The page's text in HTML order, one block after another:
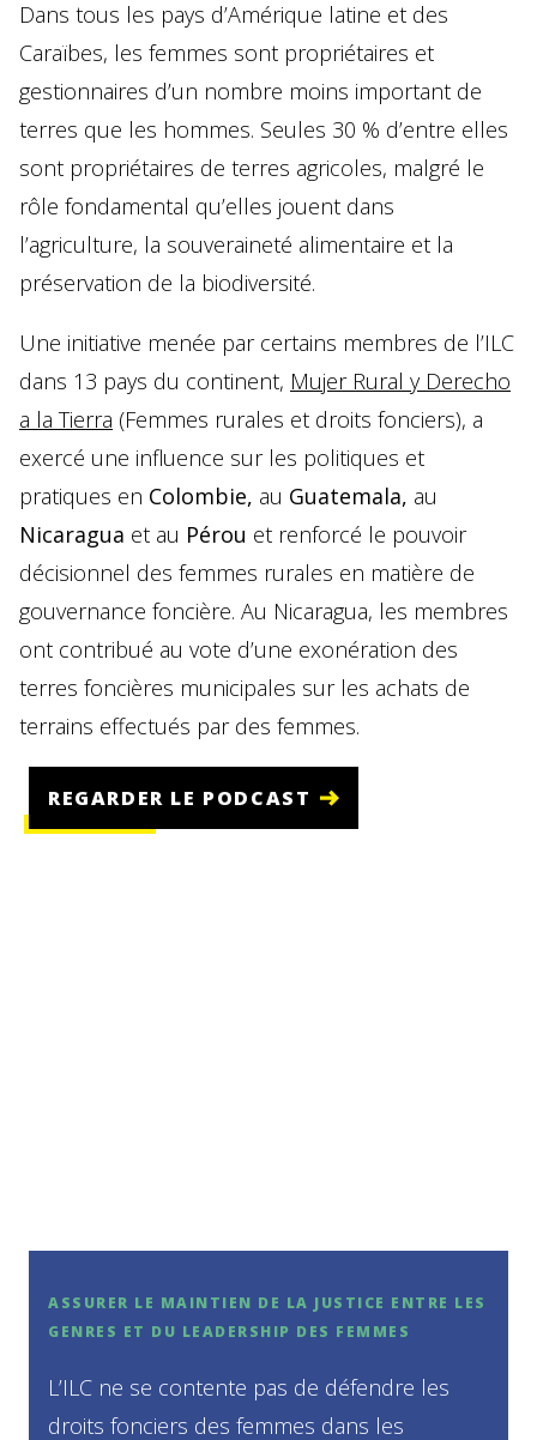
VIDÉO
POUR L’ANALYSE
COMPLÈTE DES
CONTRIBUTIONS
L’INTERVENTION
DE L’ILC EN
COLOMBIE
CLIQUEZ ICI
Dans tous les pays d’Amérique latine et des
Caraïbes, les femmes sont propriétaires et
gestionnaires d’un nombre moins important de
terres que les hommes. Seules 30 % d’entre elles
sont propriétaires de terres agricoles, malgré le
rôle fondamental qu’elles jouent dans
l’agriculture, la souveraineté alimentaire et la
préservation de la biodiversité.
Une initiative menée par certains membres de l’ILC
dans 13 pays du continent, Mujer Rural y Derecho
a la Tierra (Femmes rurales et droits fonciers), a
exercé une influence sur les politiques et
pratiques en Colombie, au Guatemala, au
Nicaragua et au Pérou et renforcé le pouvoir
décisionnel des femmes rurales en matière de
gouvernance foncière. Au Nicaragua, les membres
ont contribué au vote d’une exonération des
terres foncières municipales sur les achats de
terrains effectués par des femmes.
REGARDER LE PODCAST
ASSURER LE MAINTIEN DE LA JUSTICE ENTRE LES
GENRES ET DU LEADERSHIP DES FEMMES
L’ILC ne se contente pas de défendre les
droits fonciers des femmes dans les